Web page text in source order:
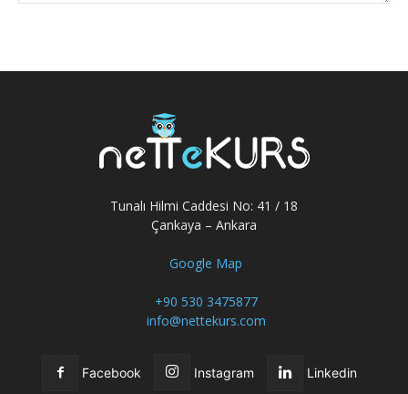
Tunalı Hilmi Caddesi No: 41 / 18
Çankaya – Ankara
Google Map
+90 530 3475877
info@nettekurs.com
Facebook Instagram Linkedin